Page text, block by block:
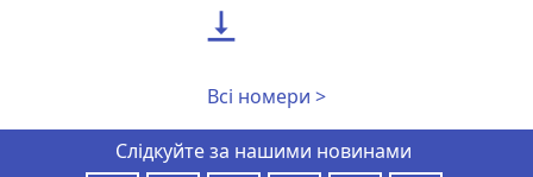

Всі номери >
Слідкуйте за нашими новинами